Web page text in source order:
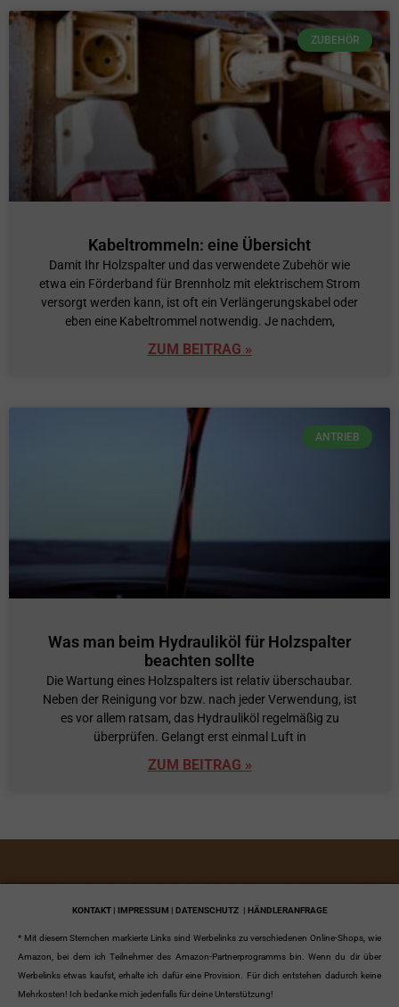
ZUBEHÖR
Kabeltrommeln: eine Übersicht
Damit Ihr Holzspalter und das verwendete Zubehör wie
etwa ein Förderband für Brennholz mit elektrischem Strom
versorgt werden kann, ist oft ein Verlängerungskabel oder
eben eine Kabeltrommel notwendig. Je nachdem,
ZUM BEITRAG »
ANTRIEB
Was man beim Hydrauliköl für Holzspalter
beachten sollte
Die Wartung eines Holzspalters ist relativ überschaubar.
Neben der Reinigung vor bzw. nach jeder Verwendung, ist
es vor allem ratsam, das Hydrauliköl regelmäßig zu
überprüfen. Gelangt erst einmal Luft in
ZUM BEITRAG »
KONTAKT | IMPRESSUM | DATENSCHUTZ | HÄNDLERANFRAGE
* Mit diesem Sternchen markierte Links sind Werbelinks zu verschiedenen Online-Shops, wie
Amazon, bei dem ich Teilnehmer des Amazon-Partnerprogramms bin. Wenn du dir über
Werbelinks etwas kaufst, erhalte ich dafür eine Provision. Für dich entstehen dadurch keine
Mehrkosten! Ich bedanke mich jedenfalls für deine Unterstützung!